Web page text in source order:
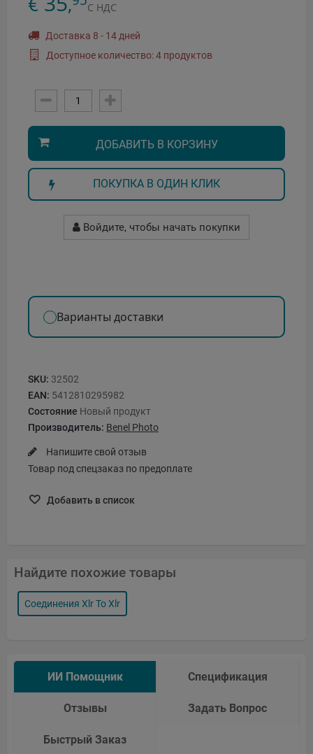
С НДС
Доставка 8 - 14 дней
Доступное количество: 4 продуктов
ДОБАВИТЬ В КОРЗИНУ
ПОКУПКА В ОДИН КЛИК
Войдите, чтобы начать покупки
Варианты доставки
SKU: 32502
EAN: 5412810295982
Состояние Новый продукт
Производитель: Benel Photo
Напишите свой отзыв
Товар под спецзаказ по предоплате
Добавить в список
Найдите похожие товары
Соединения Xlr To Xlr
ИИ Помощник Спецификация
Отзывы Задать Вопрос
Быстрый Заказ